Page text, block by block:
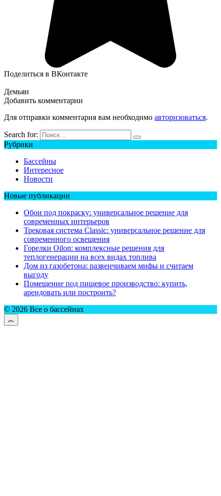
Поделиться в ВКонтакте
Демьян
Добавить комментарии
Для отправки комментария вам необходимо авторизоваться.
Search for:
Рубрики
Бассейны
Интересное
Новости
Новые публикации
Обои под покраску: универсальное решение для
современных интерьеров
Трековая система Classic: универсальное решение для
современного освещения
Горелки Oilon: комплексные решения для
теплогенерации на всех видах топлива
Дом из газобетона: развенчиваем мифы и считаем
выгоду
Помещение под пищевое производство: купить,
арендовать или построить?
© 2026 Все о бассейнах